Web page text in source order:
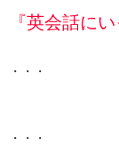
『英会話に
・・・
・・・